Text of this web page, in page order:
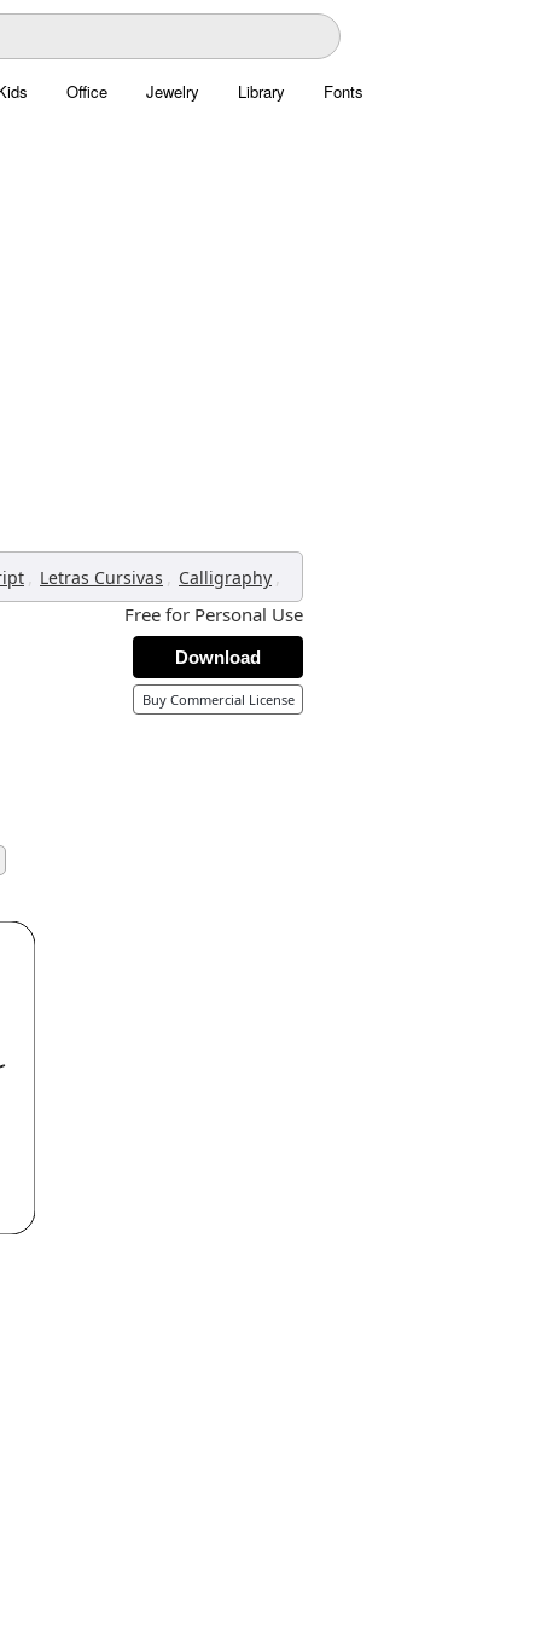
Office Jewelry Library Fonts
, Letras Cursivas , Calligraphy ,
Free for Personal Use
Download
Buy Commercial License